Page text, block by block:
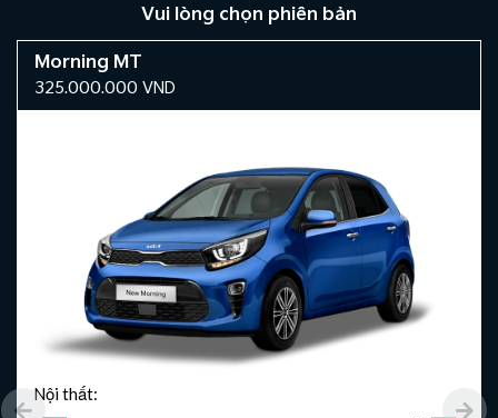
Vui lòng chọn phiên bản
Morning MT
325.000.000 VND
Nội thất: